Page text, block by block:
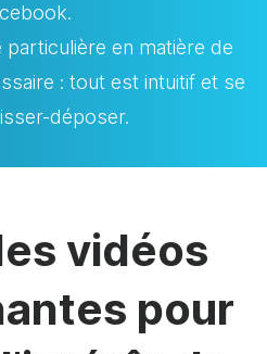
en matière de
: tout est intuitif et se
déposer.
vidéos
pour